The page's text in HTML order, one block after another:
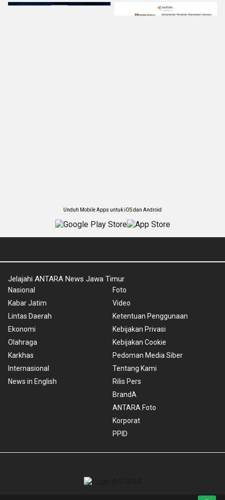
Unduh Mobile Apps untuk iOS dan Android
Jelajahi ANTARA News Jawa Timur
Nasional
Kabar Jatim
Lintas Daerah
Ekonomi
Olahraga
Karkhas
Internasional
News in English
Foto
Video
Ketentuan Penggunaan
Kebijakan Privasi
Kebijakan Cookie
Pedoman Media Siber
Tentang Kami
Rilis Pers
BrandA
ANTARA Foto
Korporat
PPID